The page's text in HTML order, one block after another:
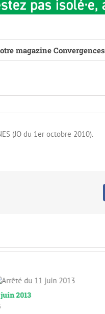
magazine Convergences
(JO du 1er octobre 2010).
2013